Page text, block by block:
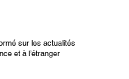
sur les actualités
et à l’étranger